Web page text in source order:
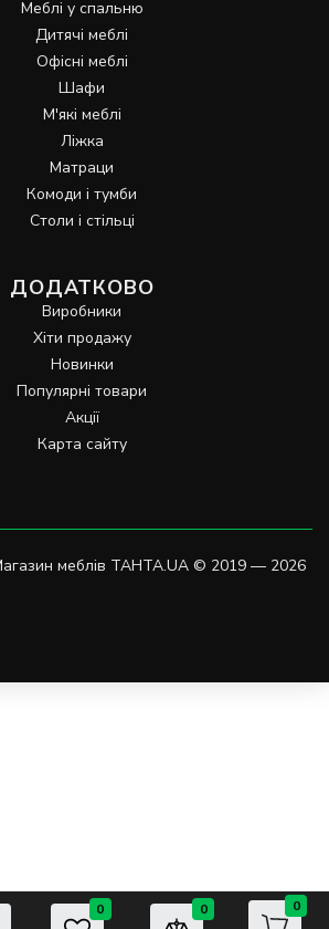
0 0 0
Меблі у спальню
Дитячі меблі
Офісні меблі
Шафи
М'які меблі
Ліжка
Матраци
Комоди і тумби
Столи і стільці
ДОДАТКОВО
Виробники
Хіти продажу
Новинки
Популярні товари
Акції
Карта сайту
меблів TAHTA.UA © 2019 — 2026